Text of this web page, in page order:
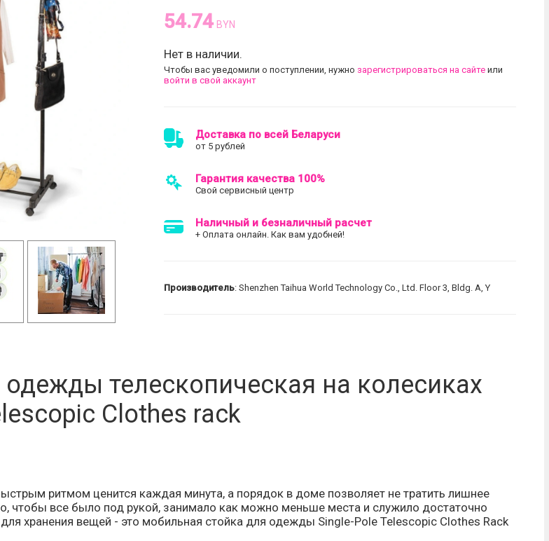
54.74 BYN
Нет в наличии.
Чтобы вас уведомили о поступлении, нужно зарегистрироваться на сайтеили
войти в свой аккаунт
Доставка по всей Беларуси
от 5 рублей
Гарантия качества 100%
Свой сервисный центр
Наличный и безналичный расчет
+ Оплата онлайн. Как вам удобней!
Производитель: Shenzhen Taihua World Technology Co., Ltd. Floor 3, Bldg. A, Y
телескопическая на колесиках
Clothes rack
ритмом ценится каждая минута, а порядок в доме позволяет не тратить лишнее
чтобы все было под рукой, занимало как можно меньше места и служило достаточно
хранения вещей - это мобильная стойка для одежды Single-Pole Telescopic Clothes Rack